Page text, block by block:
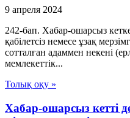
9 апреля 2024
242-бап. Хабар-ошарсыз
қабілетсіз немесе ұзақ
сотталған адаммен некені
мемлекеттік...
Толық оқу »
Хабар-ошарсыз кетті